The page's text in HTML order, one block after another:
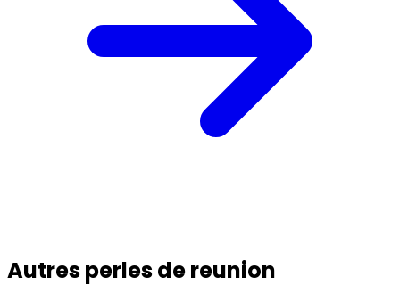
Autres perles de reunion